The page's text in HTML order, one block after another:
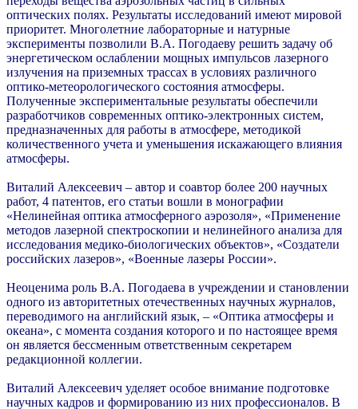
оптических полях. Результаты исследований имеют мировой
приоритет. Многолетние лабораторные и натурные
эксперименты позволили В.А. Погодаеву решить задачу об
энергетическом ослаблении мощных импульсов лазерного
излучения на приземных трассах в условиях различного
оптико-метеорологического состояния атмосферы.
Полученные экспериментальные результаты обеспечили
разработчиков современных оптико-электронных систем,
предназначенных для работы в атмосфере, методикой
количественного учета и уменьшения искажающего влияния
атмосферы.
Виталий Алексеевич – автор и соавтор более 200 научных
работ, 4 патентов, его статьи вошли в монографии
«Нелинейная оптика атмосферного аэрозоля», «Применение
методов лазерной спектроскопии и нелинейного анализа для
исследования медико-биологических объектов», «Создатели
российских лазеров», «Военные лазеры России».
Неоценима роль В.А. Погодаева в учреждении и становлении
одного из авторитетных отечественных научных журналов,
переводимого на английский язык, – «Оптика атмосферы и
океана», с момента создания которого и по настоящее время
он является бессменным ответственным секретарем
редакционной коллегии.
Виталий Алексеевич уделяет особое внимание подготовке
научных кадров и формированию из них профессионалов. В